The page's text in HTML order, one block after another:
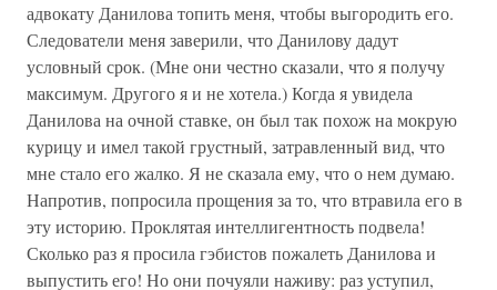
адвокату Данилова топить меня, чтобы выгородить его.
Следователи меня заверили, что Данилову дадут
условный срок. (Мне они честно сказали, что я получу
максимум. Другого я и не хотела.) Когда я увидела
Данилова на очной ставке, он был так похож на мокрую
курицу и имел такой грустный, затравленный вид, что
мне стало его жалко. Я не сказала ему, что о нем думаю.
Напротив, попросила прощения за то, что втравила его в
эту историю. Проклятая интеллигентность подвела!
Сколько раз я просила гэбистов пожалеть Данилова и
выпустить его! Но они почуяли наживу: раз уступил,